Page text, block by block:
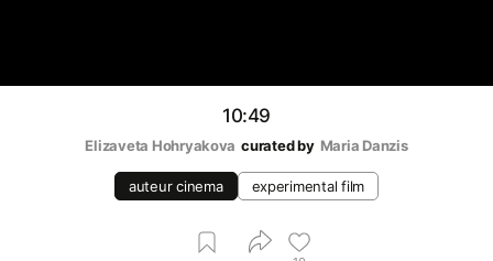
10:49
Elizaveta Hohryakova curated by Maria Danzis
auteur cinema experimental film